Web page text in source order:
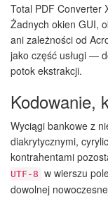
Total PDF Converter
Żadnych okien GUI,
ani zależności od
jako część usługi —
potok ekstrakcji.
Kodowanie,
Wyciągi bankowe z
diakrytycznymi,
kontrahentami
UTF-8 w wierszu
dowolnej